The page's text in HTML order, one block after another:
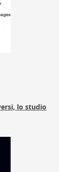
lo studio